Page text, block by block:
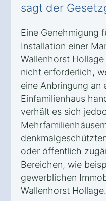
sagt der
Eine Genehmigung
Installation einer
Wallenhorst
nicht erforderlich,
eine Anbringung an
Einfamilienhaus
verhält es sich
oder öffentlich
Bereichen, wie
gewerblichen
Wallenhorst Hollage.